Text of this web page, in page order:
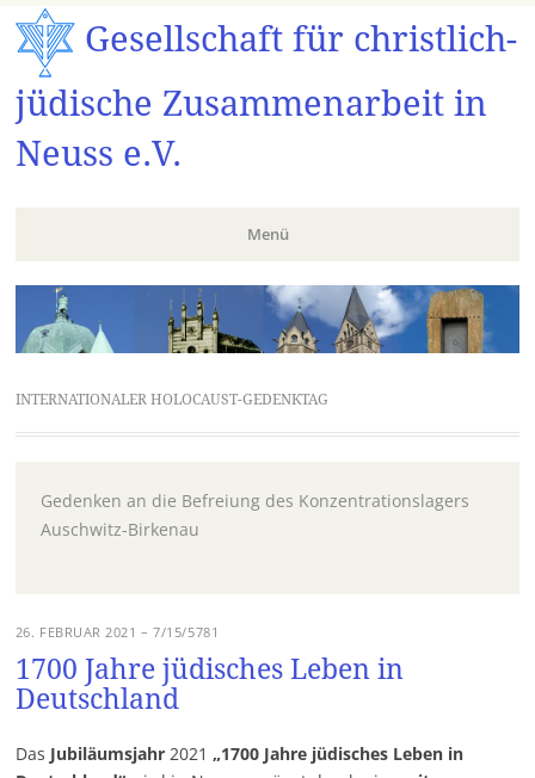
Gesellschaft für christlich-
jüdische Zusammenarbeit in
Neuss e.V.
Menü
Zum
Inhalt
springen
INTERNATIONALER HOLOCAUST-GEDENKTAG
Gedenken an die Befreiung des Konzentrationslagers
Auschwitz-Birkenau
26. FEBRUAR 2021 – 7/15/5781
1700 Jahre jüdisches Leben in
Deutschland
Das Jubiläumsjahr2021 „1700 Jahre jüdisches Leben in